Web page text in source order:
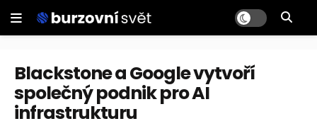
Blackstone a Google vytvoří
společný podnik pro AI
infrastrukturu